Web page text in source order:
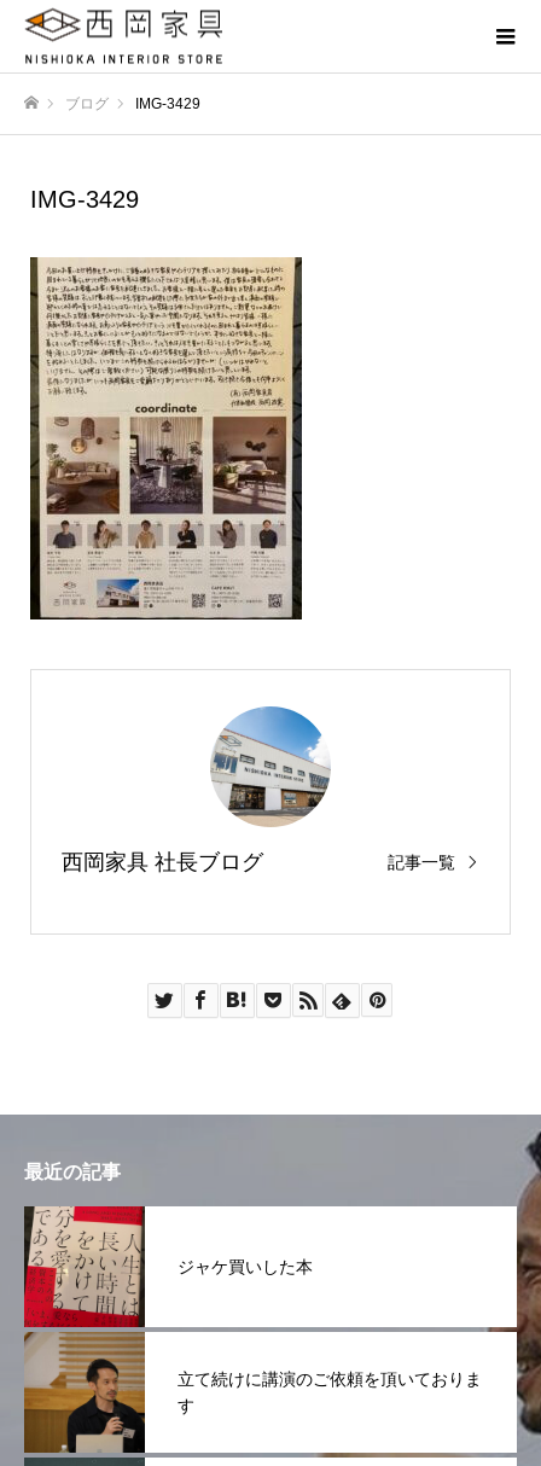
ブログ IMG-3429
IMG-3429
西岡家具 社長ブログ 記事一覧
最近の記事
ジャケ買いした本
立て続けに講演のご依頼を頂いておりま
す